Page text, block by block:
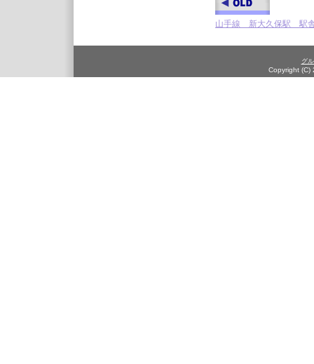
山手線 新大久保駅 駅舎
グ
Copyright (C)